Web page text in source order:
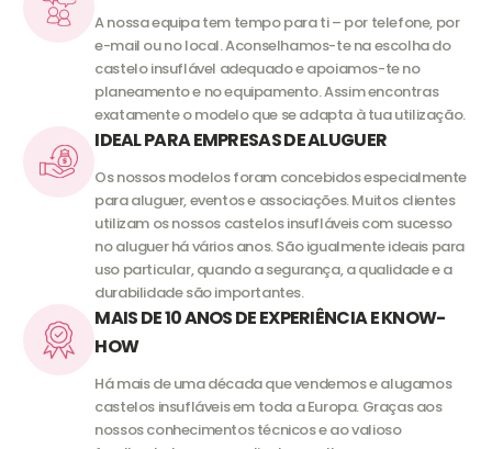
A nossa equipa tem tempo para ti – por telefone, por
e-mail ou no local. Aconselhamos-te na escolha do
castelo insuflável adequado e apoiamos-te no
planeamento e no equipamento. Assim encontras
exatamente o modelo que se adapta à tua utilização.
IDEAL PARA EMPRESAS DE ALUGUER
Os nossos modelos foram concebidos especialmente
para aluguer, eventos e associações. Muitos clientes
utilizam os nossos castelos insufláveis com sucesso
no aluguer há vários anos. São igualmente ideais para
uso particular, quando a segurança, a qualidade e a
durabilidade são importantes.
MAIS DE 10 ANOS DE EXPERIÊNCIA E KNOW-
HOW
Há mais de uma década que vendemos e alugamos
castelos insufláveis em toda a Europa. Graças aos
nossos conhecimentos técnicos e ao valioso